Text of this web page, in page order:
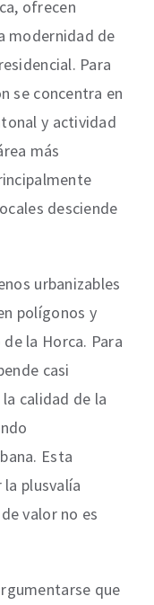
ofrecen
modernidad de
Para
se concentra en
y actividad
más
desciende
urbanizables
polígonos y
la Horca. Para
casi
calidad de la
Esta
plusvalía
valor no es
que